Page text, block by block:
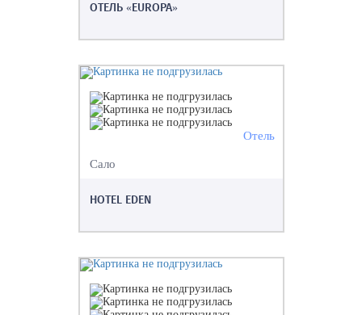
ОТЕЛЬ «EUROPA»
Отель
Сало
HOTEL EDEN